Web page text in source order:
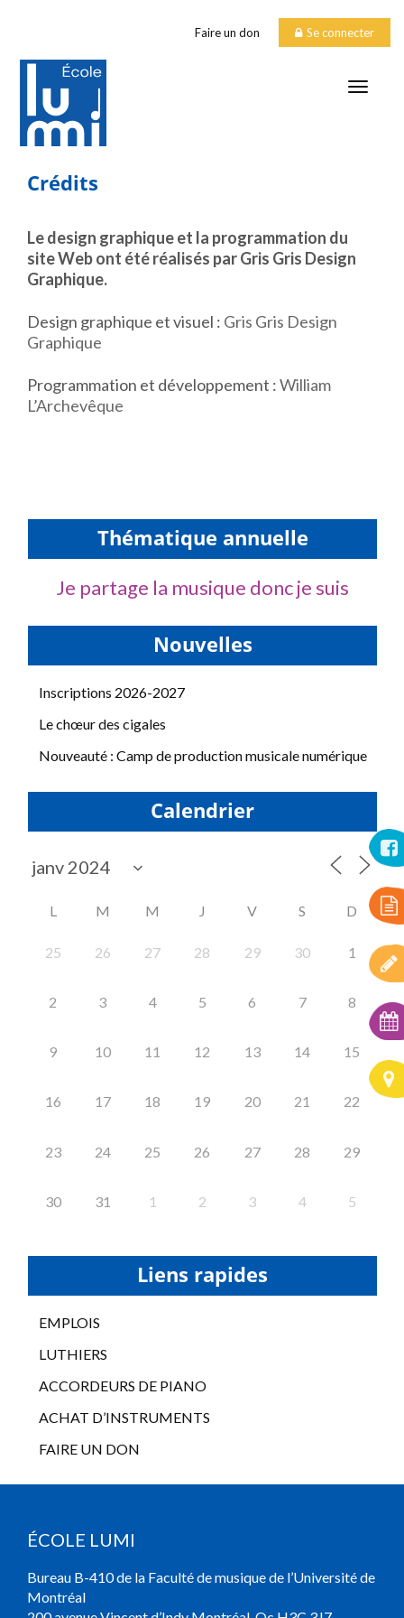
Faire un don Se connecter
Crédits
Le design graphique et la programmation du
site Web ont été réalisés par Gris Gris Design
Graphique.
Design graphique et visuel : Gris Gris Design
Graphique
Programmation et développement :William
L’Archevêque
Thématique annuelle
Je partage la musique donc je suis
Nouvelles
Inscriptions 2026-2027
Le chœur des cigales
Nouveauté : Camp de production musicale numérique
Calendrier
L M M J V S D
25 26 27 28 29 30 1
2 3 4 5 6 7 8
9 10 11 12 13 14 15
16 17 18 19 20 21 22
23 24 25 26 27 28 29
30 31 1 2 3 4 5
Liens rapides
EMPLOIS
LUTHIERS
ACCORDEURS DE PIANO
ACHAT D’INSTRUMENTS
FAIRE UN DON
ÉCOLE LUMI
Bureau B-410 de la Faculté de musique de l’Université de
Montréal